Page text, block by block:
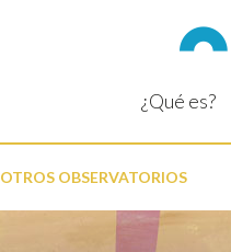
OTROS OBSERVATORIOS
¿Qué es?